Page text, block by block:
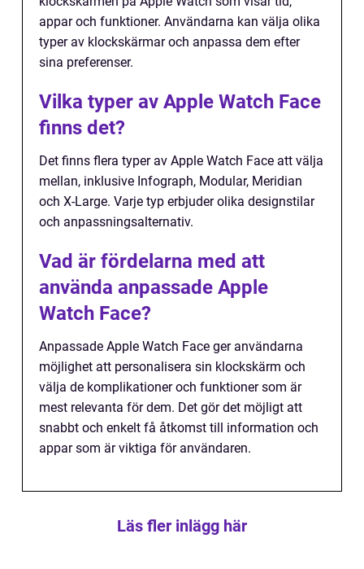
appar och funktioner. Användarna kan välja olika
typer av klockskärmar och anpassa dem efter
sina preferenser.
Vilka typer av Apple Watch Face
finns det?
Det finns flera typer av Apple Watch Face att välja
mellan, inklusive Infograph, Modular, Meridian
och X-Large. Varje typ erbjuder olika designstilar
och anpassningsalternativ.
Vad är fördelarna med att
använda anpassade Apple
Watch Face?
Anpassade Apple Watch Face ger användarna
möjlighet att personalisera sin klockskärm och
välja de komplikationer och funktioner som är
mest relevanta för dem. Det gör det möjligt att
snabbt och enkelt få åtkomst till information och
appar som är viktiga för användaren.
Läs fler inlägg här